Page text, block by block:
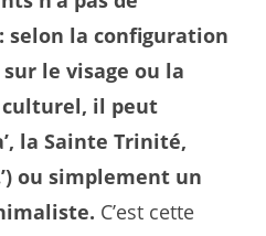
la configuration
le visage ou la
il peut
la Sainte Trinité,
ou simplement un
C’est cette